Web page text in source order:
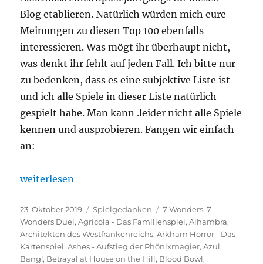
Blog etablieren. Natürlich würden mich eure
Meinungen zu diesen Top 100 ebenfalls
interessieren. Was mögt ihr überhaupt nicht,
was denkt ihr fehlt auf jeden Fall. Ich bitte nur
zu bedenken, dass es eine subjektive Liste ist
und ich alle Spiele in dieser Liste natürlich
gespielt habe. Man kann .leider nicht alle Spiele
kennen und ausprobieren. Fangen wir einfach
an:
„Spieltrolls Top 100 – Die besten Spiele aller Zeiten
weiterlesen
Veröffentlicht
am
23. Oktober 2019 Kategorien
Spielgedanken Schlagwörter
7 Wonders,7
Wonders Duel,Agricola - Das Familienspiel,Alhambra,
Architekten des Westfrankenreichs,Arkham Horror - Das
Kartenspiel,Ashes - Aufstieg der Phönixmagier,Azul,
Bang!, Betrayal at House on the Hill, Blood Bowl,